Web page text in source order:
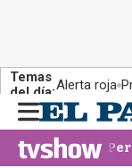
Temas
del día:Alerta roja
n
u